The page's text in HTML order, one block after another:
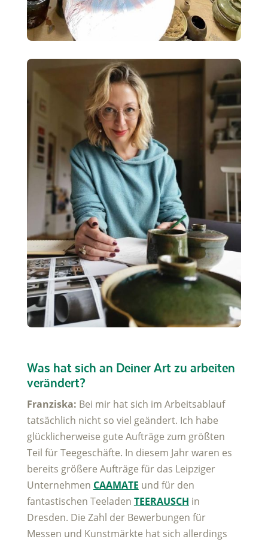
Was hat sich an Deiner Art zu arbeiten
verändert?
Franziska: Bei mir hat sich im Arbeitsablauf
tatsächlich nicht so viel geändert. Ich habe
glücklicherweise gute Aufträge zum größten
Teil für Teegeschäfte. In diesem Jahr waren es
bereits größere Aufträge für das Leipziger
Unternehmen CAAMATE und für den
fantastischen Teeladen TEERAUSCH in
Dresden. Die Zahl der Bewerbungen für
Messen und Kunstmärkte hat sich allerdings